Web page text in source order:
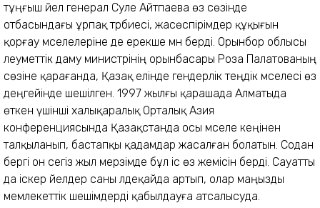
тұңғыш әйел генерал Сәуле Айтпаева өз сөзінде
отбасындағы ұрпақ тәрбиесі, жасөспірімдер құқығын
қорғау мәселелеріне де ерекше мән берді. Орынбор облысы
әлеуметтік даму министрінің орынбасары Роза Палатованың
сөзіне қарағанда, Қазақ елінде гендерлік теңдік мәселесі өз
деңгейінде шешілген. 1997 жылғы қарашада Алматыда
өткен үшінші халықаралық Орталық Азия
конференциясында Қазақстанда осы мәселе кеңінен
талқыланып, бастапқы қадамдар жасалған болатын. Содан
бергі он сегіз жыл мерзімде бұл іс өз жемісін берді. Сауатты
да іскер әйелдер саны әлдеқайда артып, олар маңызды
мемлекеттік шешімдерді қабылдауға атсалысуда.